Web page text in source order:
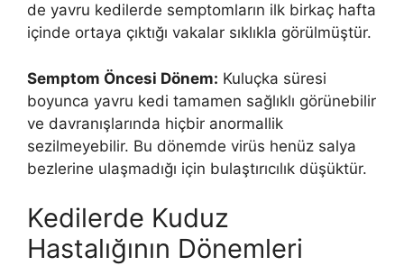
de yavru kedilerde semptomların ilk birkaç hafta
içinde ortaya çıktığı vakalar sıklıkla görülmüştür.
Semptom Öncesi Dönem: Kuluçka süresi
boyunca yavru kedi tamamen sağlıklı görünebilir
ve davranışlarında hiçbir anormallik
sezilmeyebilir. Bu dönemde virüs henüz salya
bezlerine ulaşmadığı için bulaştırıcılık düşüktür.
Kedilerde Kuduz
Hastalığının Dönemleri